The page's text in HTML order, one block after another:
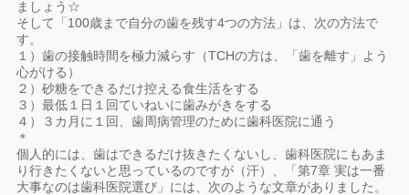
ましょう☆
そして「100歳まで自分の歯を残す4つの方法」は、次の方法で
す。
１）歯の接触時間を極力減らす（TCHの方は、「歯を離す」よう
心がける）
２）砂糖をできるだけ控える食生活をする
３）最低１日１回ていねいに歯みがきをする
４）３カ月に１回、歯周病管理のために歯科医院に通う
＊
個人的には、歯はできるだけ抜きたくないし、歯科医院にもあま
り行きたくないと思っているのですが（汗）、「第7章 実は一番
大事なのは歯科医院選び」には、次のような文章がありました。